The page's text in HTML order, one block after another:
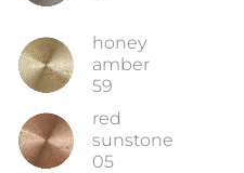
honey
amber
59
red
sunstone
05